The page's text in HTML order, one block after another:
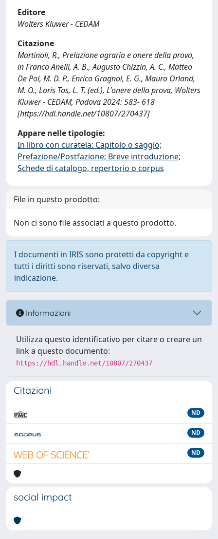
Editore
Wolters Kluwer - CEDAM
Citazione
Martinoli, R., Prelazione agraria e onere della prova,
in Franco Anelli, A. B., Augusto Chizzin, A. C., Matteo
De Pol, M. D. P., Enrico Gragnol, E. G., Mauro Orland,
M. O., Loris Tos, L. T. (ed.), L'onere della prova, Wolters
Kluwer - CEDAM, Padova 2024: 583- 618
[https://hdl.handle.net/10807/270437]
Appare nelle tipologie:
In libro con curatela: Capitolo o saggio;
Prefazione/Postfazione; Breve introduzione;
Schede di catalogo, repertorio o corpus
File in questo prodotto:
Non ci sono file associati a questo prodotto.
I documenti in IRIS sono protetti da copyright e
tutti i diritti sono riservati, salvo diversa
indicazione.
Informazioni
Utilizza questo identificativo per citare o creare un
link a questo documento:
https://hdl.handle.net/10807/270437
Citazioni
ND
ND
ND
social impact